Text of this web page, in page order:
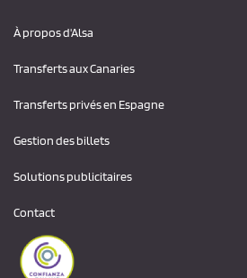
À propos d'Alsa
Transferts aux Canaries
Transferts privés en Espagne
Gestion des billets
Solutions publicitaires
Contact